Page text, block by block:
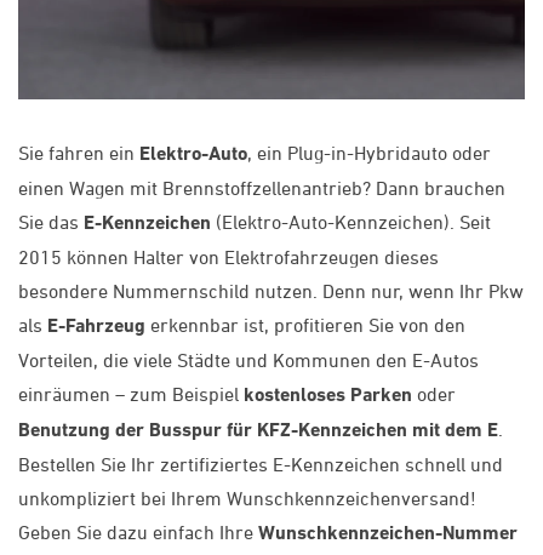
Sie fahren ein Elektro-Auto, ein Plug-in-Hybridauto oder
einen Wagen mit Brennstoffzellenantrieb? Dann brauchen
Sie das E-Kennzeichen (Elektro-Auto-Kennzeichen). Seit
2015 können Halter von Elektrofahrzeugen dieses
besondere Nummernschild nutzen. Denn nur, wenn Ihr Pkw
als E-Fahrzeug erkennbar ist, profitieren Sie von den
Vorteilen, die viele Städte und Kommunen den E-Autos
einräumen – zum Beispiel kostenloses Parken oder
Benutzung der Busspur für KFZ-Kennzeichen mit dem E
Bestellen Sie Ihr zertifiziertes E-Kennzeichen schnell und
unkompliziert bei Ihrem Wunschkennzeichenversand!
Geben Sie dazu einfach Ihre Wunschkennzeichen-Nummer